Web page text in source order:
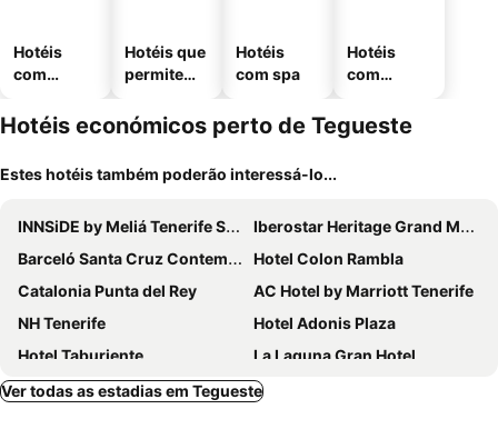
Hotéis
com
Hotéis que
permitem
Hotéis
com spa
Hotéis
com
mento
Hotéis económicos perto de Tegueste
Estes hotéis também poderão interessá-lo...
INNSiDE by Meliá Tenerife Santa Cruz
Iberostar Heritage Grand Mencey
Barceló Santa Cruz Contemporáneo
Hotel Colon Rambla
Catalonia Punta del Rey
AC Hotel by Marriott Tenerife
NH Tenerife
Hotel Adonis Plaza
Hotel Taburiente
La Laguna Gran Hotel
Hotel Adonis Capital
Hotel Atlantico Centro
Ver todas as estadias em Tegueste